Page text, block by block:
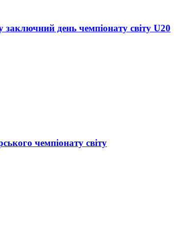
день чемпіонату світу U20
чемпіонату світу